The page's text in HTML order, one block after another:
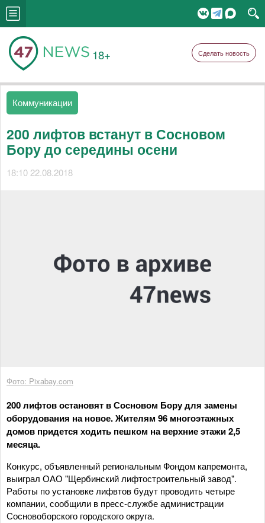
18+ Сделать новость
Коммуникации
200 лифтов встанут в Сосновом
Бору до середины осени
18:10 22.08.2018
Фото: Pixabay.com
200 лифтов остановят в Сосновом Бору для замены
оборудования на новое. Жителям 96 многоэтажных
домов придется ходить пешком на верхние этажи 2,5
месяца.
Конкурс, объявленный региональным Фондом капремонта,
выиграл ОАО "Щербинский лифтостроительный завод".
Работы по установке лифвтов будут проводить четыре
компании, сообщили в пресс-службе администрации
Сосновоборского городского округа.